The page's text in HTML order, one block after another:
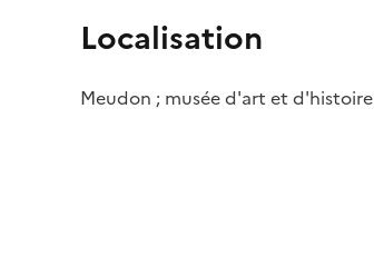
Localisation
Meudon ; musée d'art et d'histoire